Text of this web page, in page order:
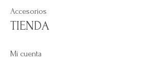
Accesorios
TIENDA
Mi cuenta